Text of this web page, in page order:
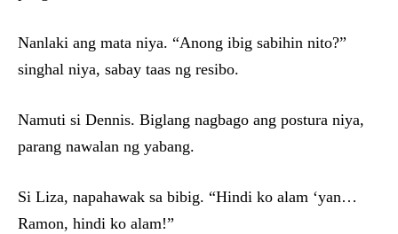
Nanlaki ang mata niya. “Anong ibig sabihin nito?”
singhal niya, sabay taas ng resibo.
Namuti si Dennis. Biglang nagbago ang postura niya,
parang nawalan ng yabang.
Si Liza, napahawak sa bibig. “Hindi ko alam ‘yan…
Ramon, hindi ko alam!”